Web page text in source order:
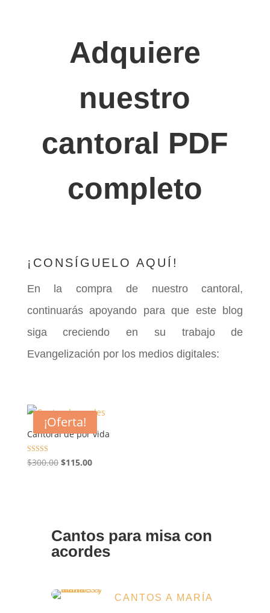
Adquiere
nuestro
cantoral PDF
completo
¡CONSÍGUELO AQUÍ!
En la compra de nuestro cantoral,
continuarás apoyando para que este blog
siga creciendo en su trabajo de
Evangelización por los medios digitales:
¡Oferta!
Cantoral de por vida
Valorado
con
$300.00 El
$115.00El
Cantos para misa con
acordes
CANTOS A MARÍA